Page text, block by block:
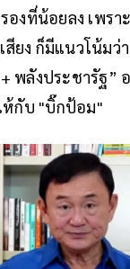
องที่น้อยลง เพราะ
สียง ก็มีแนวโน้มว่
พลังประชารัฐ”
ห้กับ "บิ๊กป้อม"